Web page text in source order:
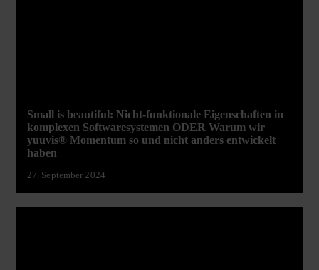
Small is beautiful: Nicht-funktionale Eigenschaften in
komplexen Softwaresystemen ODER Warum wir
yuuvis® Momentum so und nicht anders entwickelt
haben
27. September 2024